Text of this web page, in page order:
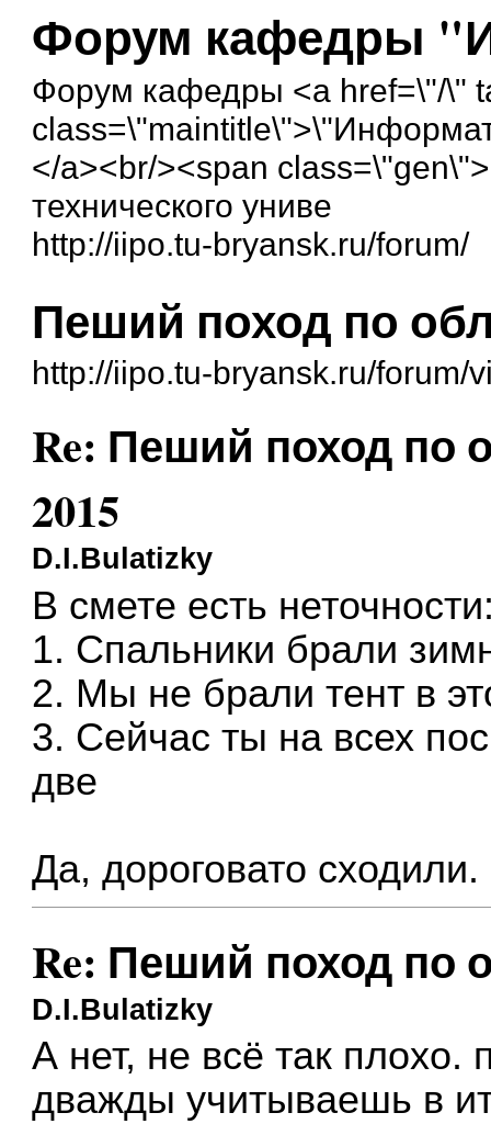
Форум кафедры
Форум кафедры <a href=\"/\"
</a><br/><span
технического униве
http://iipo.tu-bryansk.ru/forum/
Пеший поход по
http://iipo.tu-bryansk.ru/forum/
Re: Пеший поход по
2015
D.I.Bulatizky
В смете есть
1. Спальники брали
2. Мы не брали тент в
3. Сейчас ты на всех
две
Да, дороговато сходили.
Re: Пеший поход по
D.I.Bulatizky
А нет, не всё так плохо.
дважды учитываешь в